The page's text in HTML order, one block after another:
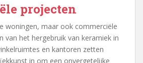
projecten
woningen, maar ook commerciële
van het hergebruik van keramiek in
en kantoren zetten
in om een onvergetelijke